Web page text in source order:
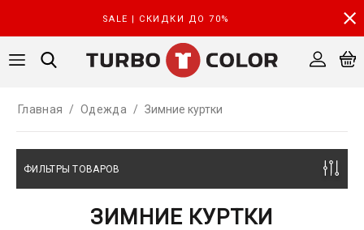
SALE | СКИДКИ ДО 70%
Главная / Одежда / Зимние куртки
ФИЛЬТРЫ ТОВАРОВ
ЗИМНИЕ КУРТКИ